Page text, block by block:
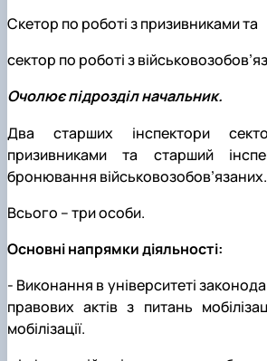
Скетор по роботі з призивниками та
сектор по роботі з
Очолює підрозділ начальник.
Два старших інспектори
призивниками та старший
бронювання військовозобов’язаних.
Всього – три особи.
Основні напрямки діяльності:
- Виконання в університеті
правових актів з питань
мобілізації.